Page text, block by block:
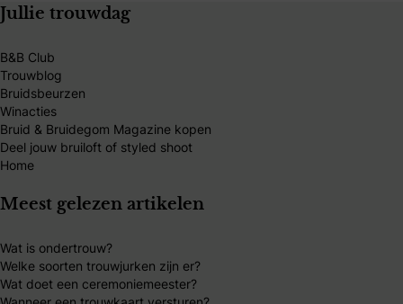
Jullie trouwdag
B&B Club
Trouwblog
Bruidsbeurzen
Winacties
Bruid & Bruidegom Magazine kopen
Deel jouw bruiloft of styled shoot
Home
Meest gelezen artikelen
Wat is ondertrouw?
Welke soorten trouwjurken zijn er?
Wat doet een ceremoniemeester?